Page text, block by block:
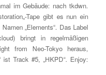
im Gebäude: nach tkdwn.
Tape gibt es nun ein
„Elements“. Das Label
bringt in regelmäßigen
from Neo-Tokyo heraus,
ist Track #5, „HKPD“. Enjoy: